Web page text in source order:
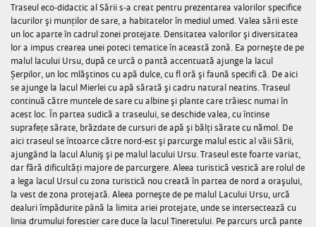
Traseul eco-didactic al Sării s-a creat pentru prezentarea valorilor specifice
lacurilor şi munţilor de sare, a habitatelor în mediul umed. Valea sării este
un loc aparte în cadrul zonei protejate. Densitatea valorilor şi diversitatea
lor a impus crearea unei poteci tematice în această zonă. Ea porneşte de pe
malul lacului Ursu, după ce urcă o pantă accentuată ajunge la lacul
Șerpilor, un loc mlăştinos cu apă dulce, cu fl oră şi faună specifi că. De aici
se ajunge la lacul Mierlei cu apă sărată şi cadru natural neatins. Traseul
continuă către muntele de sare cu albine şi plante care trăiesc numai în
acest loc. În partea sudică a traseului, se deschide valea, cu întinse
suprafeţe sărate, brăzdate de cursuri de apă şi bălţi sărate cu nămol. De
aici traseul se întoarce către nord-est şi parcurge malul estic al văii Sării,
ajungând la lacul Aluniş şi pe malul lacului Ursu. Traseul este foarte variat,
dar fără dificultăţi majore de parcurgere. Aleea turistică vestică are rolul de
a lega lacul Ursul cu zona turistică nou creată în partea de nord a oraşului,
la vest de zona protejată. Aleea porneşte de pe malul Lacului Ursu, urcă
dealuri împădurite până la limita ariei protejate, unde se intersectează cu
linia drumului forestier care duce la lacul Tineretului. Pe parcurs urcă pante